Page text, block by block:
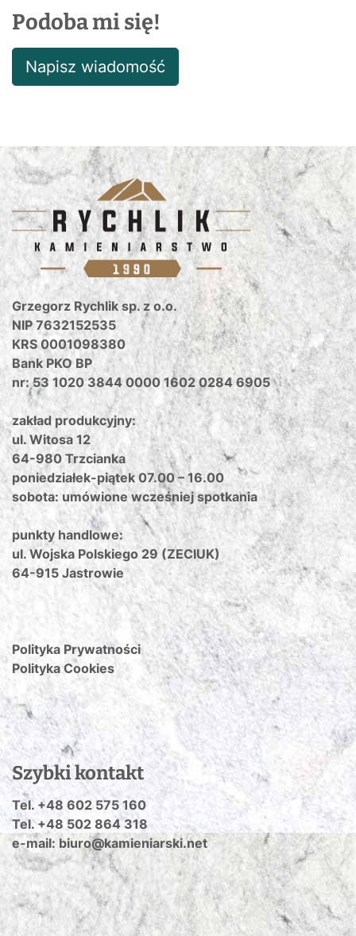
Podoba mi się!
Napisz wiadomość
Grzegorz Rychlik sp. z o.o.
NIP 7632152535
KRS 0001098380
Bank PKO BP
nr: 53 1020 3844 0000 1602 0284 6905
zakład produkcyjny:
ul. Witosa 12
64-980 Trzcianka
poniedziałek-piątek 07.00 – 16.00
sobota: umówione wcześniej spotkania
punkty handlowe:
ul. Wojska Polskiego 29 (ZECIUK)
64-915 Jastrowie
Polityka Prywatności
Polityka Cookies
Szybki kontakt
Tel. +48 602 575 160
Tel. +48 502 864 318
e-mail: biuro@kamieniarski.net